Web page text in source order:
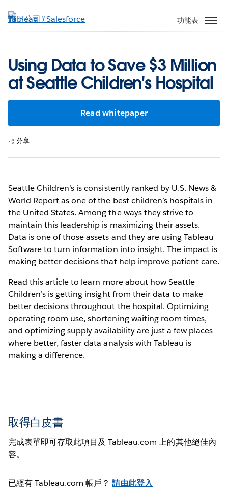
至
功能表
Using Data to Save $3 Million
at Seattle Children's Hospital
Read whitepaper
分享
Seattle Children’s is consistently ranked by U.S. News &
World Report as one of the best children’s hospitals in
the United States. Among the ways they strive to
maintain this leadership is maximizing their assets.
Data is one of those assets and they are using Tableau
Software to turn information into insight. The impact is
making better decisions that help improve patient care.
Read this article to learn more about how Seattle
Children’s is getting insight from their data to make
better decisions throughout the hospital. Optimizing
operating room use, shortening waiting room times,
and optimizing supply availability are just a few places
where better, faster data analysis with Tableau is
making a difference.
取得白皮書
完成表單即可存取此項目及 Tableau.com 上的其他絕佳內
容。
已經有 Tableau.com 帳戶？請由此登入